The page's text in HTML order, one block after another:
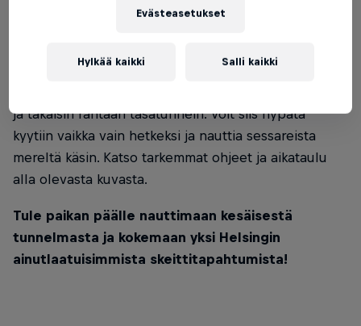
(aluksella on anniskelualue). Vispilä kuljettaa väkeä
ja takaisin rantaan tasatunnein. Voit siis hypätä
kyytiin vaikka vain hetkeksi ja nauttia sessareista
mereltä käsin. Katso tarkemmat ohjeet ja aikataulu
alla olevasta kuvasta.
Tule paikan päälle nauttimaan kesäisestä
tunnelmasta ja kokemaan yksi Helsingin
ainutlaatuisimmista skeittitapahtumista!
Evästeasetukset
Hylkää kaikki Salli kaikki